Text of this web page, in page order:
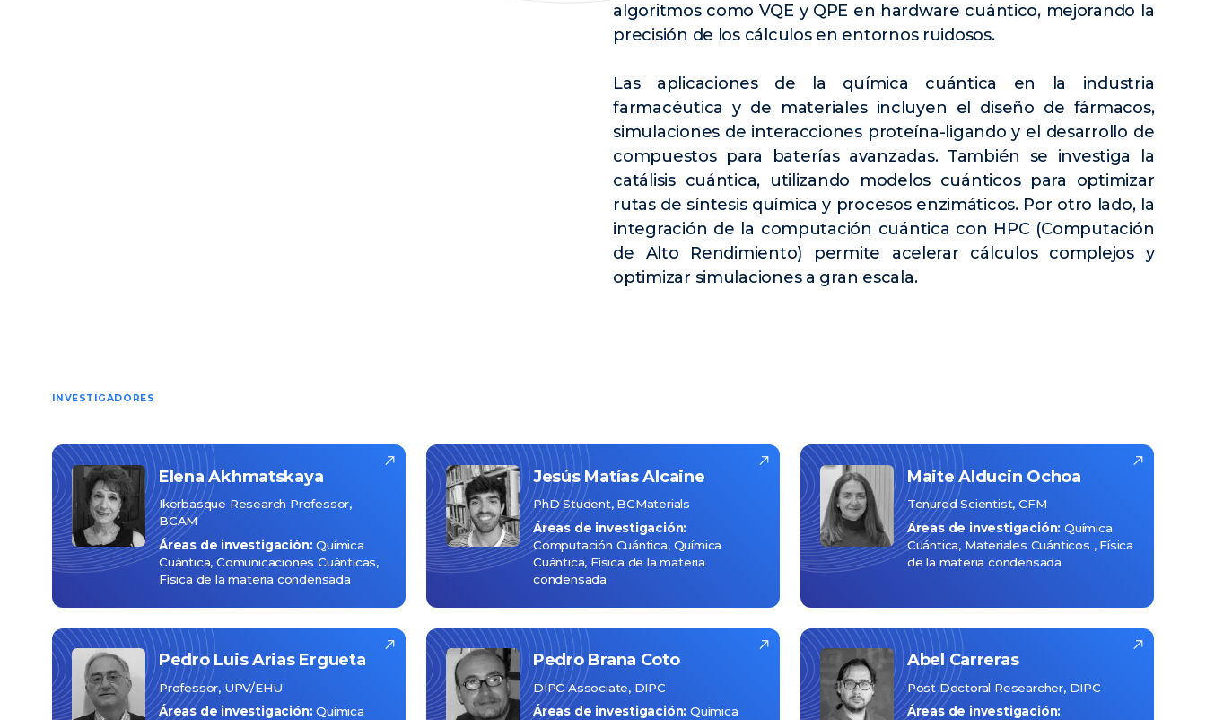
algoritmos como VQE y QPE en hardware cuántico, mejorando la
precisión de los cálculos en entornos ruidosos.
Las aplicaciones de la química cuántica en la industria
farmacéutica y de materiales incluyen el diseño de fármacos,
simulaciones de interacciones proteína-ligando y el desarrollo de
compuestos para baterías avanzadas. También se investiga la
catálisis cuántica, utilizando modelos cuánticos para optimizar
rutas de síntesis química y procesos enzimáticos. Por otro lado, la
integración de la computación cuántica con HPC (Computación
de Alto Rendimiento) permite acelerar cálculos complejos y
optimizar simulaciones a gran escala.
INVESTIGADORES
ElenaAkhmatskaya
Ikerbasque Research Professor,
BCAM
Áreas de investigación: Química
Cuántica Comunicaciones Cuánticas
Física de la materia condensada
Jesús MatíasAlcaine
PhD Student, BCMaterials
Áreas de investigación:
Computación Cuántica Química
Cuántica Física de la materia
condensada
MaiteAlducin Ochoa
Tenured Scientist, CFM
Áreas de investigación: Química
Cuántica Materiales Cuánticos
Física
de la materia condensada
Pedro LuisArias Ergueta
Professor, UPV/EHU
Áreas de investigación: Química
PedroBrana Coto
DIPC Associate, DIPC
Áreas de investigación: Química
AbelCarreras
Post Doctoral Researcher, DIPC
Áreas de investigación: